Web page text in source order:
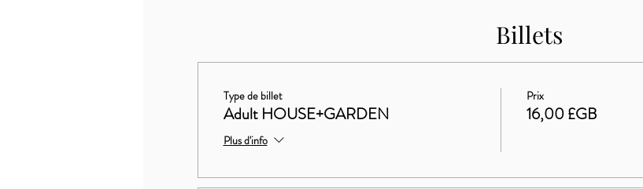
Billets
Type de billet
Adult HOUSE+GARDEN
Plus d'info
Prix
16,00 £GB